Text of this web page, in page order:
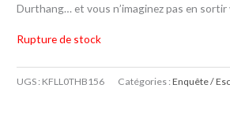
Durthang… et vous n’imaginez pas en sortir
Rupture de stock
UGS : KFLL0THB156 Catégories :Enquête /